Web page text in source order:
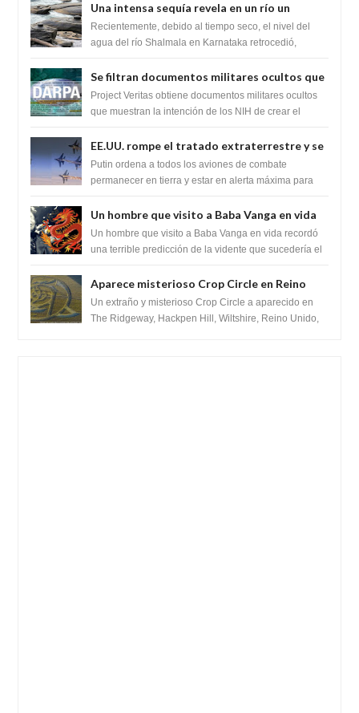
Una intensa sequía revela en un río un
impresionante hallazgo de miles de Shiva
Lingas
Recientemente, debido al tiempo seco, el nivel del
agua del río Shalmala en Karnataka retrocedió,
Se filtran documentos militares ocultos que
muestran la intención de los NIH de crear el
SARS-CoV-2, utilizando la investigación de
Project Veritas obtiene documentos militares ocultos
que muestran la intención de los NIH de crear el
EE.UU. rompe el tratado extraterrestre y se
prepara para destruir el misterioso satélite
"Caballero Negro"
Putin ordena a todos los aviones de combate
permanecer en tierra y estar en alerta máxima para
Un hombre que visito a Baba Vanga en vida
recordó la terrible predicción de la vidente
para febrero de 2022.
Un hombre que visito a Baba Vanga en vida recordó
una terrible predicción de la vidente que sucedería el
Aparece misterioso Crop Circle en Reino
Unido 23 de junio 2016
Un extraño y misterioso Crop Circle a aparecido en
The Ridgeway, Hackpen Hill, Wiltshire, Reino Unido,